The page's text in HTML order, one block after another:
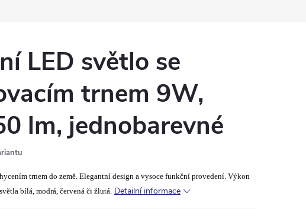
LED světlo se
trnem 9W,
lm, jednobarevné
trnem do země. Elegantní design a vysoce funkční provedení. Výkon
bílá, modrá, červená či žlutá. Detailní informace